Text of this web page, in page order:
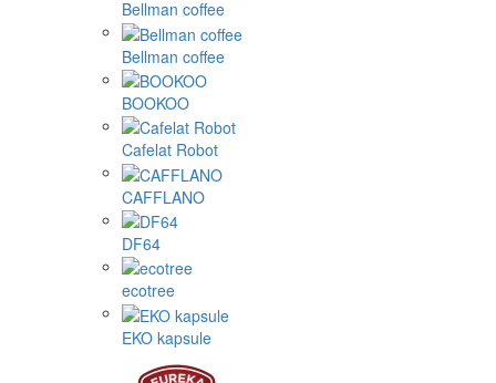
Bellman coffee
Bellman coffee
BOOKOO
Cafelat Robot
CAFFLANO
DF64
ecotree
EKO kapsule